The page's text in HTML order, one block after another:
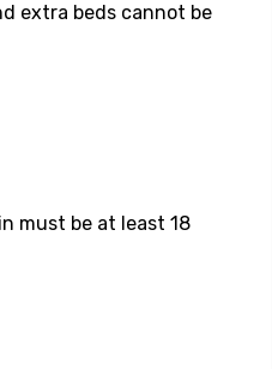
extra beds cannot be
must be at least 18